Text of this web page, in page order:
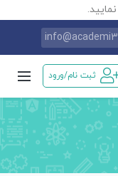
ثبت نام/ورود